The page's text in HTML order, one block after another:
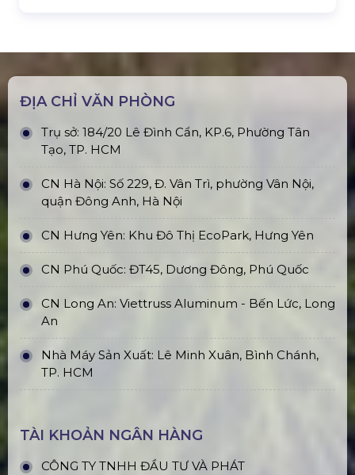
ĐỊA CHỈ VĂN PHÒNG
Trụ sở: 184/20 Lê Đình Cẩn, KP.6, Phường Tân
Tạo, TP. HCM
CN Hà Nội: Số 229, Đ. Vân Trì, phường Vân Nội,
quận Đông Anh, Hà Nội
CN Hưng Yên: Khu Đô Thị EcoPark, Hưng Yên
CN Phú Quốc: ĐT45, Dương Đông, Phú Quốc
CN Long An: Viettruss Aluminum - Bến Lức, Long
An
Nhà Máy Sản Xuất: Lê Minh Xuân, Bình Chánh,
TP. HCM
TÀI KHOẢN NGÂN HÀNG
CÔNG TY TNHH ĐẦU TƯ VÀ PHÁT